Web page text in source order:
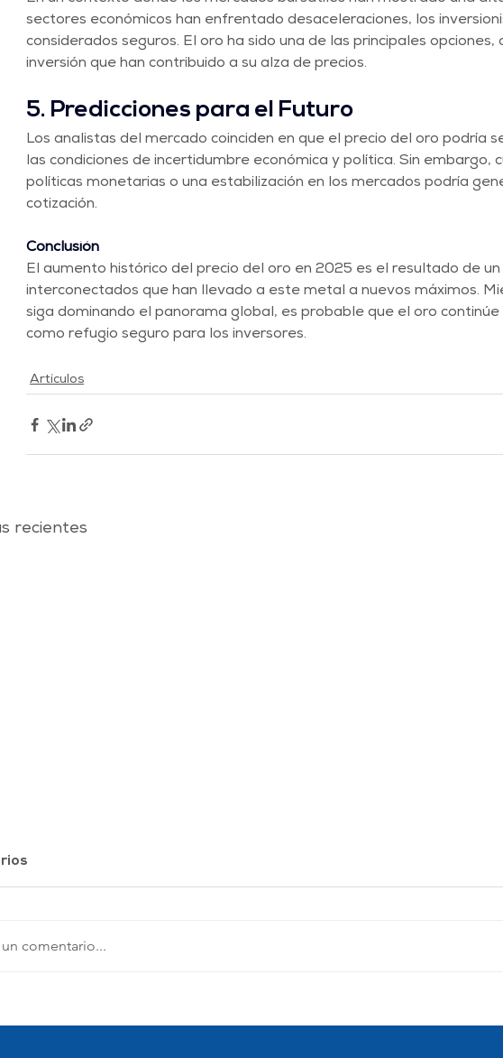
sectores económicos han enfrentado desaceleraciones, los
considerados seguros. El oro ha sido una de las principales
inversión que han contribuido a su alza de precios.
5. Predicciones para el Futuro
Los analistas del mercado coinciden en que el precio del oro podría
las condiciones de incertidumbre económica y política. Sin embargo,
políticas monetarias o una estabilización en los mercados podría
cotización.
Conclusión
El aumento histórico del precio del oro en 2025 es el resultado de
interconectados que han llevado a este metal a nuevos máximos.
siga dominando el panorama global, es probable que el oro
como refugio seguro para los inversores.
Artículos
recientes
comentario...